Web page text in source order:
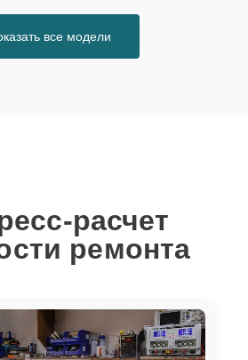
все модели
расчет
ремонта